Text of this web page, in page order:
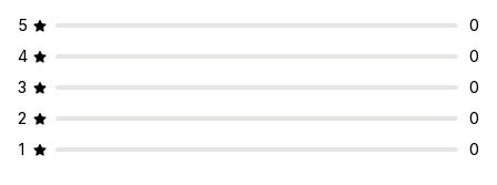
5
0
4
0
3
0
2
0
1
0